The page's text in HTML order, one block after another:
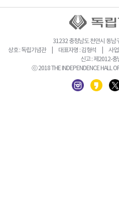
31232 충청남도 천안시 동남
상호 : 독립기념관 | 대표자명 : 김형석 | 사
신고 : 제2012-
ⓒ 2018 THE INDEPENDENCE HALL